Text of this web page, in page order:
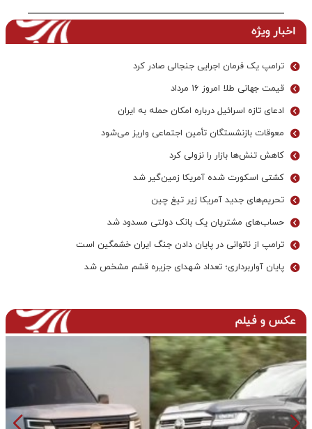
اخبار ویژه
ترامپ یک فرمان اجرایی جنجالی صادر کرد
قیمت جهانی طلا امروز ۱۶ مرداد
ادعای تازه اسرائیل درباره امکان حمله به ایران
معوقات بازنشستگان تأمین اجتماعی واریز می‌شود
کاهش تنش‌ها بازار را نزولی کرد
کشتی اسکورت شده آمریکا زمین‌گیر شد
تحریم‌های جدید آمریکا زیر تیغ چین
حساب‌های مشتریان یک بانک‌ دولتی مسدود شد
ترامپ از ناتوانی در پایان دادن جنگ ایران خشمگین است
پایان آواربرداری؛ تعداد شهدای جزیره قشم مشخص شد
عکس و فیلم